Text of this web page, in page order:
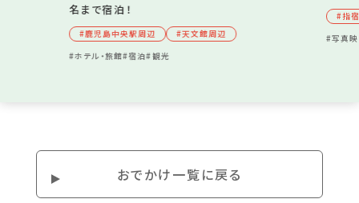
@kagoshima_city_aquarium
名まで宿泊！
#⿅児島中央駅周辺 #天⽂館周辺
#ホテル・旅館#宿泊#観光
#指
#写真
おでかけ⼀覧に戻る